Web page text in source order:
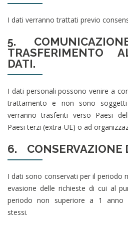
I dati verranno trattati previo
5.
TRASFERIMENTO
DATI.
I dati personali possono venire a
trattamento e non sono
verranno trasferiti verso Paesi
Paesi terzi (extra-UE) o ad
6. CONSERVAZIONE
I dati sono conservati per il periodo
evasione delle richieste di cui al
periodo non superiore a 1 anno
stessi.